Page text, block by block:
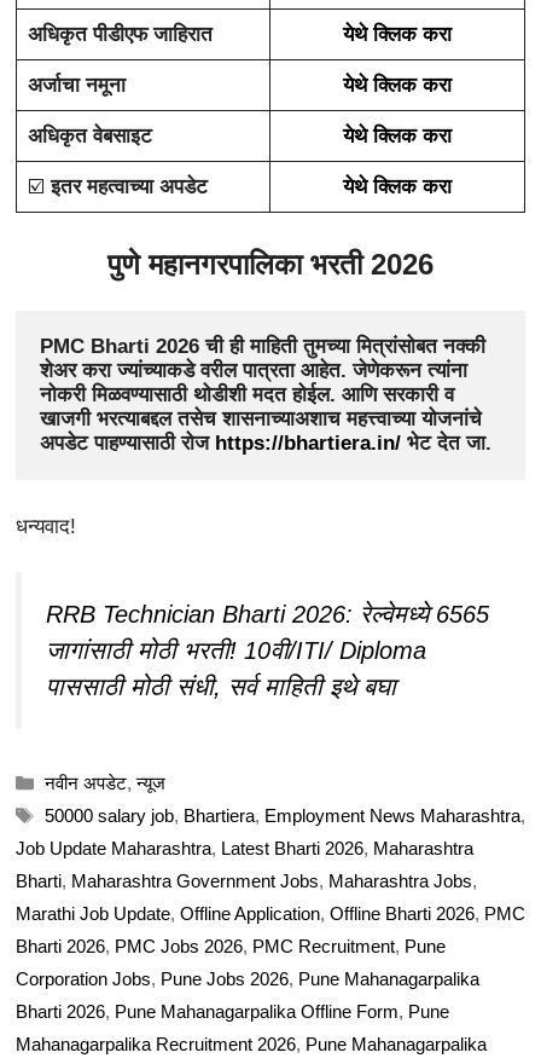
अधिकृत पीडीएफ जाहिरात येथे क्लिक करा
अर्जाचा नमूना येथे क्लिक करा
अधिकृत वेबसाइट येथे क्लिक करा
☑️इतर महत्वाच्या अपडेट येथे क्लिक करा
पुणे महानगरपालिका भरती 2026
PMC Bharti 2026 ची ही माहिती तुमच्या मित्रांसोबत नक्की
शेअर करा ज्यांच्याकडे वरील पात्रता आहेत. जेणेकरून त्यांना
नोकरी मिळवण्यासाठी थोडीशी मदत होईल. आणि सरकारी व
खाजगी भरत्याबद्दल तसेच शासनाच्याअशाच महत्त्वाच्या योजनांचे
अपडेट पाहण्यासाठी रोज https://bhartiera.in/ भेट देत जा.
धन्यवाद!
RRB Technician Bharti 2026: रेल्वेमध्ये 6565
जागांसाठी मोठी भरती! 10वी/ITI/ Diploma
पाससाठी मोठी संधी, सर्व माहिती इथे बघा
Categories
नवीन अपडेट,न्यूज
Tags
50000 salary job, Bhartiera, Employment News Maharashtra,
Job Update Maharashtra, Latest Bharti 2026, Maharashtra
Bharti, Maharashtra Government Jobs, Maharashtra Jobs,
Marathi Job Update, Offline Application, Offline Bharti 2026, PMC
Bharti 2026, PMC Jobs 2026, PMC Recruitment, Pune
Corporation Jobs, Pune Jobs 2026, Pune Mahanagarpalika
Bharti 2026, Pune Mahanagarpalika Offline Form, Pune
Mahanagarpalika Recruitment 2026, Pune Mahanagarpalika